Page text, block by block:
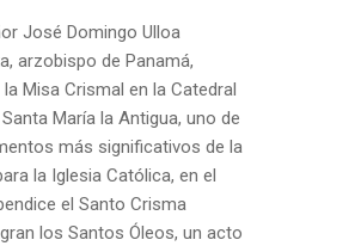
José Domingo Ulloa
arzobispo de Panamá,
Misa Crismal en la Catedral
María la Antigua, uno de
más significativos de la
la Iglesia Católica, en el
el Santo Crisma
los Santos Óleos, un acto